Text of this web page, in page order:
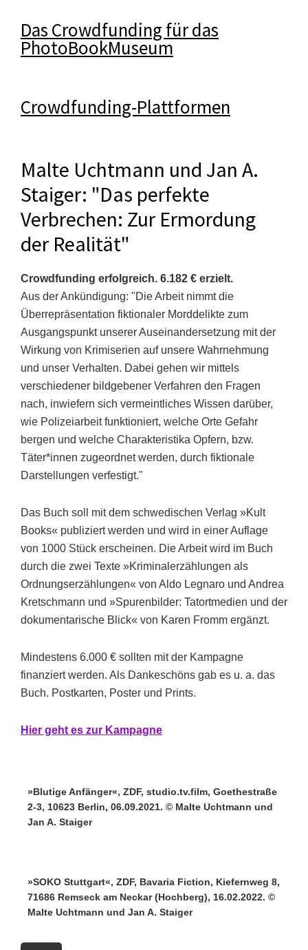
Das Crowdfunding für das
PhotoBookMuseum
Crowdfunding-Plattformen
Malte Uchtmann und Jan A.
Staiger: "Das perfekte
Verbrechen: Zur Ermordung
der Realität"
Crowdfunding erfolgreich. 6.182 € erzielt.
Aus der Ankündigung: "Die Arbeit nimmt die
Überrepräsentation fiktionaler Morddelikte zum
Ausgangspunkt unserer Auseinandersetzung mit der
Wirkung von Krimiserien auf unsere Wahrnehmung
und unser Verhalten. Dabei gehen wir mittels
verschiedener bildgebener Verfahren den Fragen
nach, inwiefern sich vermeintliches Wissen darüber,
wie Polizeiarbeit funktioniert, welche Orte Gefahr
bergen und welche Charakteristika Opfern, bzw.
Täter*innen zugeordnet werden, durch fiktionale
Darstellungen verfestigt."
Das Buch soll mit dem schwedischen Verlag »Kult
Books« publiziert werden und wird in einer Auflage
von 1000 Stück erscheinen. Die Arbeit wird im Buch
durch die zwei Texte »Kriminalerzählungen als
Ordnungserzählungen« von Aldo Legnaro und Andrea
Kretschmann und »Spurenbilder: Tatortmedien und der
dokumentarische Blick« von Karen Fromm ergänzt.
Mindestens 6.000 € sollten mit der Kampagne
finanziert werden. Als Dankeschöns gab es u. a. das
Buch. Postkarten, Poster und Prints.
Hier geht es zur Kampagne
»Blutige Anfänger«, ZDF, studio.tv.film, Goethestraße
2-3, 10623 Berlin, 06.09.2021. © Malte Uchtmann und
Jan A. Staiger
»SOKO Stuttgart«, ZDF, Bavaria Fiction, Kiefernweg 8,
71686 Remseck am Neckar (Hochberg), 16.02.2022. ©
Malte Uchtmann und Jan A. Staiger